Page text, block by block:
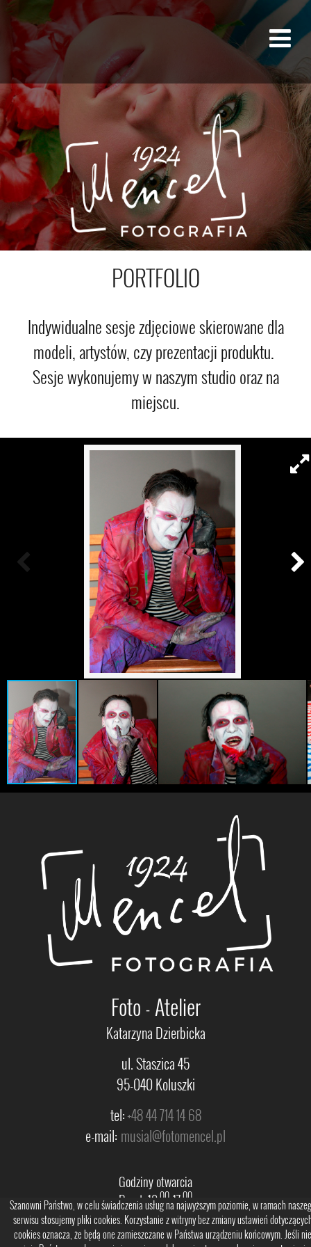
Szanowni Państwo, w celu świadczenia usług na najwyższym poziomie, w ramach
serwisu stosujemy pliki cookies. Korzystanie z witryny bez zmiany ustawień
cookies oznacza, że będą one zamieszczane w Państwa urządzeniu końcowym. Jeśli nie
PORTFOLIO
Indywidualne sesje zdjęciowe skierowane dla
modeli, artystów, czy prezentacji produktu.
Sesje wykonujemy w naszym studio oraz na
miejscu.
Foto - Atelier
Katarzyna Dzierbicka
ul. Staszica 45
95-040 Koluszki
tel:+48 44 714 14 68
e-mail: musial@fotomencel.pl
Godziny otwarcia
Pn-pt. 10.00-17.00
Sobota 10.00-13.00
Niedziela na zamówienie